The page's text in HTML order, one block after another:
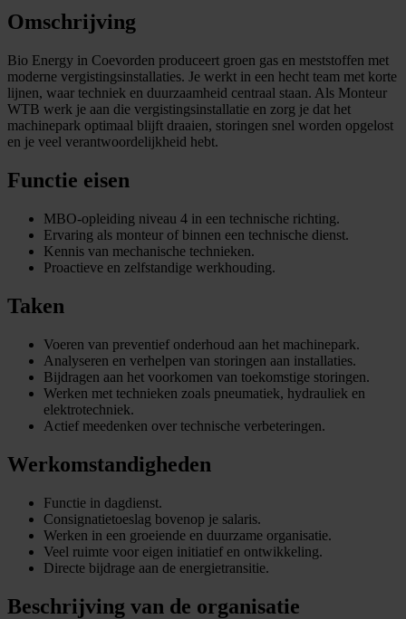
Omschrijving
Bio Energy in Coevorden produceert groen gas en meststoffen met
moderne vergistingsinstallaties. Je werkt in een hecht team met korte
lijnen, waar techniek en duurzaamheid centraal staan. Als Monteur
WTB werk je aan die vergistingsinstallatie en zorg je dat het
machinepark optimaal blijft draaien, storingen snel worden opgelost
en je veel verantwoordelijkheid hebt.
Functie eisen
MBO-opleiding niveau 4 in een technische richting.
Ervaring als monteur of binnen een technische dienst.
Kennis van mechanische technieken.
Proactieve en zelfstandige werkhouding.
Taken
Voeren van preventief onderhoud aan het machinepark.
Analyseren en verhelpen van storingen aan installaties.
Bijdragen aan het voorkomen van toekomstige storingen.
Werken met technieken zoals pneumatiek, hydrauliek en
elektrotechniek.
Actief meedenken over technische verbeteringen.
Werkomstandigheden
Functie in dagdienst.
Consignatietoeslag bovenop je salaris.
Werken in een groeiende en duurzame organisatie.
Veel ruimte voor eigen initiatief en ontwikkeling.
Directe bijdrage aan de energietransitie.
Beschrijving van de organisatie